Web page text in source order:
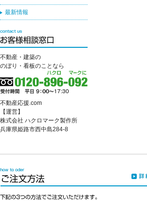
最新情報
不動産・建築の
のぼり・看板のことなら
不動産応援.com
【運営】
株式会社 ハクロマーク製作所
兵庫県姫路市西中島284-8